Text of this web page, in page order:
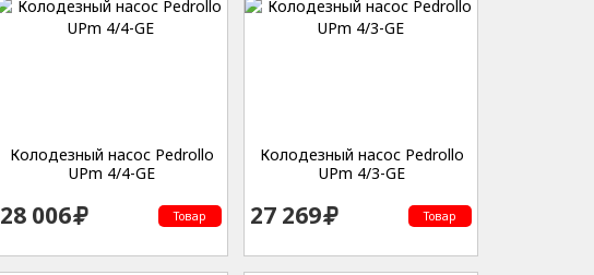
Колодезный насос Pedrollo
UPm 4/4-GE
28 006 Товар
Колодезный насос Pedrollo
UPm 4/3-GE
27 269 Товар